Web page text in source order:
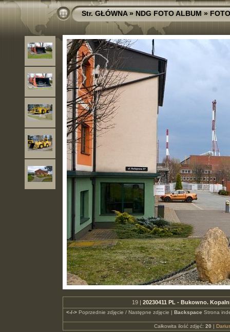
Str. GŁÓWNA»NDG FOTO ALBUM»
19 | 20230411 PL - Bukowno.
<-/->Poprzednie zdjęcie / Następne zdjęcie | Backspace Strona
Całkowita ilość zdjęć: 20 |